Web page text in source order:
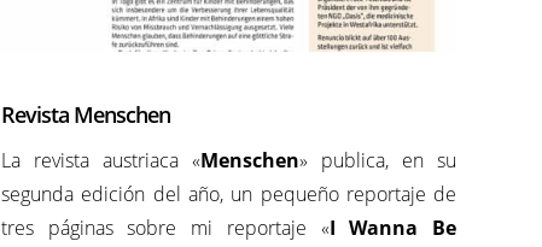
Revista Menschen
La revista austriaca «Menschen» publica, en su
segunda edición del año, un pequeño reportaje de
tres páginas sobre mi reportaje «I Wanna Be